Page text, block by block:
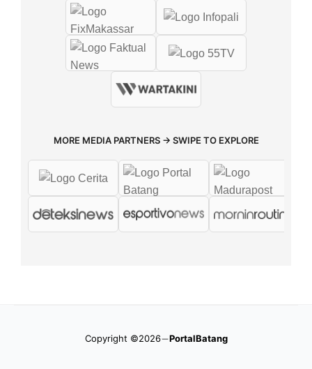
MORE MEDIA PARTNERS → SWIPE TO EXPLORE
Copyright ©2026 PortalBatang